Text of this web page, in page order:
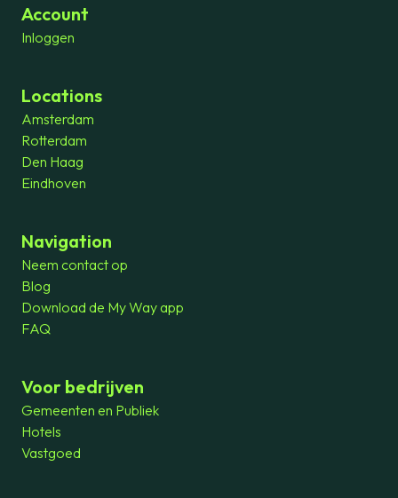
Account
Inloggen
Locations
Amsterdam
Rotterdam
Den Haag
Eindhoven
Navigation
Neem contact op
Blog
Download de My Way app
FAQ
Voor bedrijven
Gemeenten en Publiek
Hotels
Vastgoed